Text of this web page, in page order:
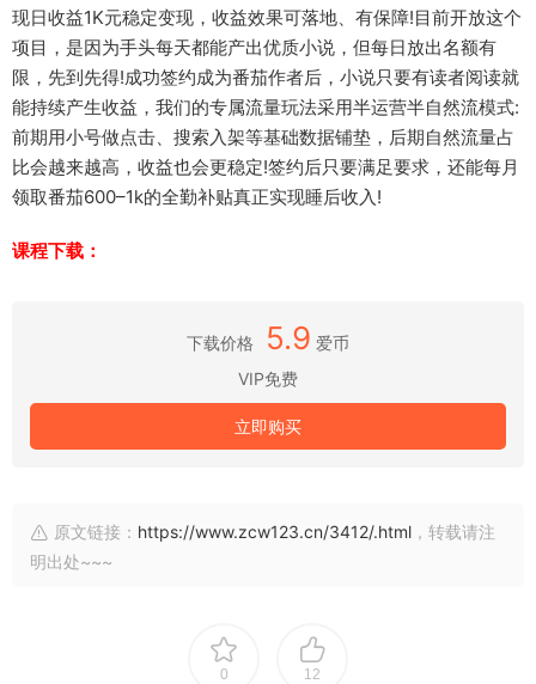
现日收益1K元稳定变现，收益效果可落地、有保障!目前开放这个
项目，是因为手头每天都能产出优质小说，但每日放出名额有
限，先到先得!成功签约成为番茄作者后，小说只要有读者阅读就
能持续产生收益，我们的专属流量玩法采用半运营半自然流模式:
前期用小号做点击、搜索入架等基础数据铺垫，后期自然流量占
比会越来越高，收益也会更稳定!签约后只要满足要求，还能每月
领取番茄600–1k的全勤补贴真正实现睡后收入!
课程下载：
下载价格 5.9 爱币
VIP免费
立即购买
原文链接： https://www.zcw123.cn/3412/.html ，转载请注
明出处~~~
0 12